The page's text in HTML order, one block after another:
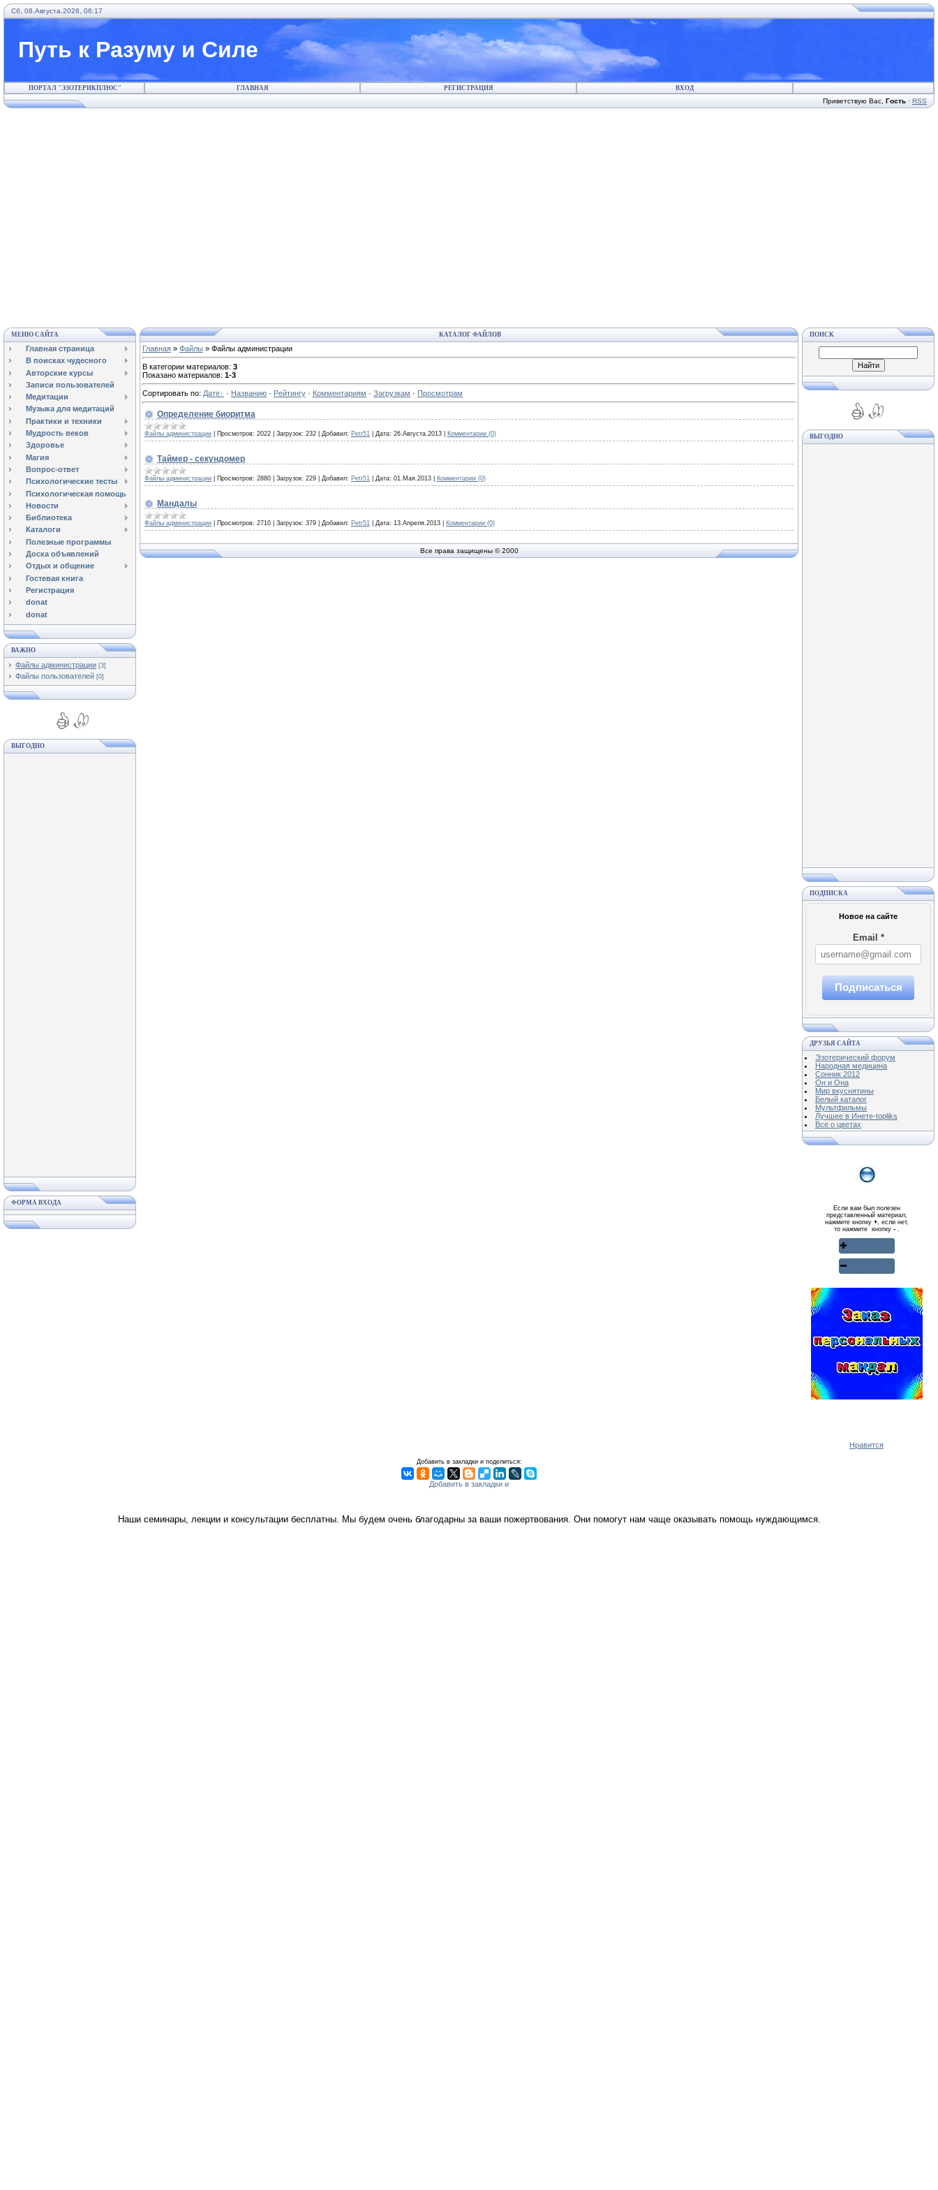
Сб, 08.Августа.2026, 06:17
Путь к Разуму и Силе
ПОРТАЛ "ЭЗОТЕРИКПЛЮС" ГЛАВНАЯ РЕГИСТРАЦИЯ ВХОД
Приветствую Вас Гость · RSS
МЕНЮ САЙТА
Главная страница
В поисках чудесного
Авторские курсы
Записи пользователей
Медитации
Музыка для медитаций
Практики и техники
Мудрость веков
Здоровье
Магия
Вопрос-ответ
Психологические тесты
Психологическая помощь
Новости
Библиотека
Каталоги
Полезные программы
Доска объявлений
Отдых и общение
Гостевая книга
Регистрация
donat
donat
ВАЖНО
Файлы администрации [3]
Файлы пользователей [0]
ВЫГОДНО
ФОРМА ВХОДА
КАТАЛОГ ФАЙЛОВ
Главная » Файлы » Файлы администрации
В категории материалов: 3
Показано материалов: 1-3
Сортировать по: Дате · Названию · Рейтингу · Комментариям · Загрузкам · Просмотрам
Определение биоритма
Файлы администрации Просмотров: 2022 Загрузок: 232 Добавил: Petr51 Дата: 26.Августа.2013 Комментарии (0)
Таймер - секундомер
Файлы администрации Просмотров: 2880 Загрузок: 229 Добавил: Petr51 Дата: 01.Мая.2013 Комментарии (0)
Мандалы
Файлы администрации Просмотров: 2710 Загрузок: 379 Добавил: Petr51 Дата: 13.Апреля.2013 Комментарии (0)
Все права защищены © 2000
ПОИСК
ВЫГОДНО
ПОДПИСКА
Новое на сайте
Email *
Подписаться
ДРУЗЬЯ САЙТА
Эзотерический форум
Народная медицина
Сонник 2012
Он и Она
Мир вкуснятины
Белый каталог
Мультфильмы
Лучшее в Инете-topliks
Все о цветах
Если вам был полезен
представленный материал,
нажмите кнопку+, если нет,
то нажмите кнопку -.
Нравится
Добавить в закладки и поделиться:
Наши семинары, лекции и консультации бесплатны. Мы будем очень благодарны за ваши пожертвования. Они помогут нам чаще оказывать помощь нуждающимся.